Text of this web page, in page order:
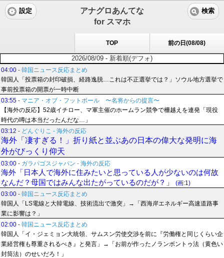
アナグロあんてな
for スマホ
設定 検索
TOP 前の日(08/08)
2026/08/09 - 新着順(デフォ)
04:00 - 韓国ニュース反応まとめ
韓国人「投票箱の封印破損、経路逸脱…これは不正選挙では？」ソウル地方選挙で
事前投票箱の開票が一時中断
03:55 - マニア・オブ・フットボール 〜名将からの提言〜
【海外の反応】52歳イチロー、マ軍主催のホームラン競争で柵越えを連発「現役
時代の噂は本当だったんだな…」
03:12 - どんぐりこ - 海外の反応
海外「凄すぎる！」折り紙と並ぶあの日本の偉大な発明に海
外がびっくり仰天
03:00 - ガラパゴスジャパン - 海外の反応
海外「日本人で海外に住みたいと思っている人が少ないのは何故
なんだ？母国ではみんな出たがっているのだが？」
(画:1)
03:00 - 韓国ニュース反応まとめ
韓国人「LS電線と大韓電線、技術流出で激突」→「西海岸エネルギー高速道路事
業に影響は？」
02:00 - 韓国ニュース反応まとめ
韓国人「イ・ジェミョン大統領、サムスン労使交渉を前に『労働権と同じくらい企
業経営権も尊重されるべき』と発言」→「お前が作ったノランボントゥ法（黄色い
封筒法）のせいだろ！」